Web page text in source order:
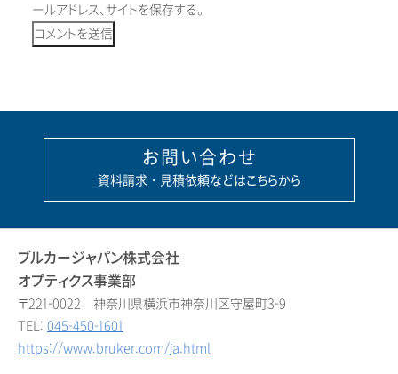
ールアドレス、サイトを保存する。
お問い合わせ
資料請求・見積依頼などはこちらから
ブルカージャパン株式会社
オプティクス事業部
〒221-0022 神奈川県横浜市神奈川区守屋町3-9
TEL: 045-450-1601
https://www.bruker.com/ja.html